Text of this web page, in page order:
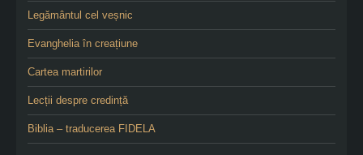
Legământul cel veșnic
Evanghelia în creațiune
Cartea martirilor
Lecții despre credință
Biblia – traducerea FIDELA